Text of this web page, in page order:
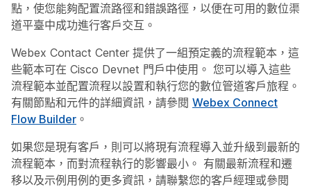
點，使您能夠配置流路徑和錯誤路徑，以便在可用的數位渠
道平臺中成功進行客戶交互。
Webex Contact Center 提供了一組預定義的流程範本，這
些範本可在 Cisco Devnet 門戶中使用。 您可以導入這些
流程範本並配置流程以設置和執行您的數位管道客戶旅程。
有關節點和元件的詳細資訊，請參閱 Webex Connect
Flow Builder 。
如果您是現有客戶，則可以將現有流程導入並升級到最新的
流程範本，而對流程執行的影響最小。 有關最新流程和遷
移以及示例用例的更多資訊，請聯繫您的客戶經理或參閱